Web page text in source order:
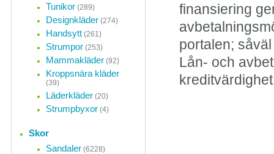
finansiering
portalen;
Lån- och
Tunikor (289)
Designkläder (274)
Handsytt (261)
Strumpor (253)
Mammakläder (92)
Kroppsnära kläder
(39)
Läderkläder (20)
Strumpbyxor (4)
Skor
Sandaler (6228)